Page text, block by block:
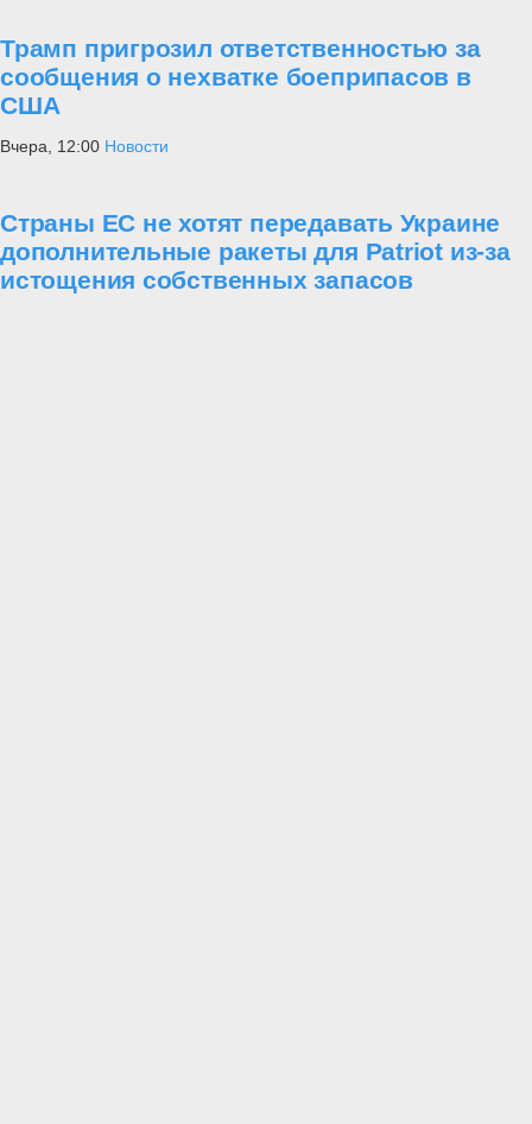
Трамп пригрозил ответственностью за
сообщения о нехватке боеприпасов в
США
Вчера, 12:00 Новости
Страны ЕС не хотят передавать Украине
дополнительные ракеты для Patriot из-за
истощения собственных запасов